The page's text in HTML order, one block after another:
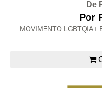
De
Por
MOVIMENTO LGBTQIA+